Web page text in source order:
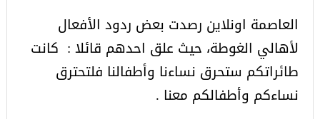
العاصمة اونلاين رصدت بعض ردود الأفعال
لأهالي الغوطة، حيث علق احدهم قائلا : كانت
طائراتكم ستحرق نساءنا وأطفالنا فلتحترق
نساءكم وأطفالكم معنا .